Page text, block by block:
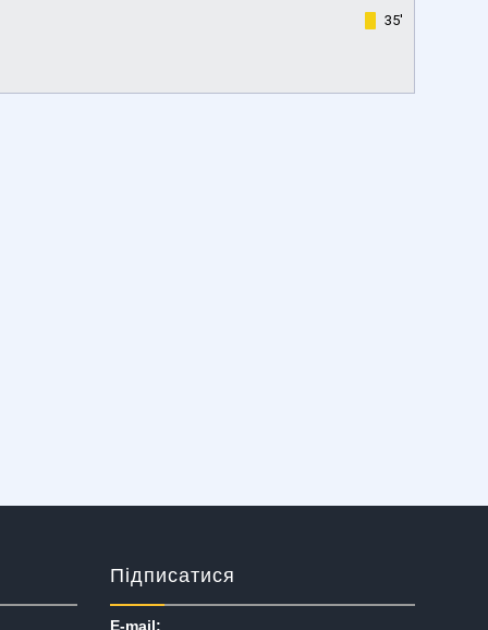
35'
Підписатися
E-mail: